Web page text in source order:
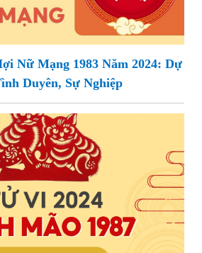
Nữ Mạng 1983 Năm 2024: Dự
Duyên, Sự Nghiệp